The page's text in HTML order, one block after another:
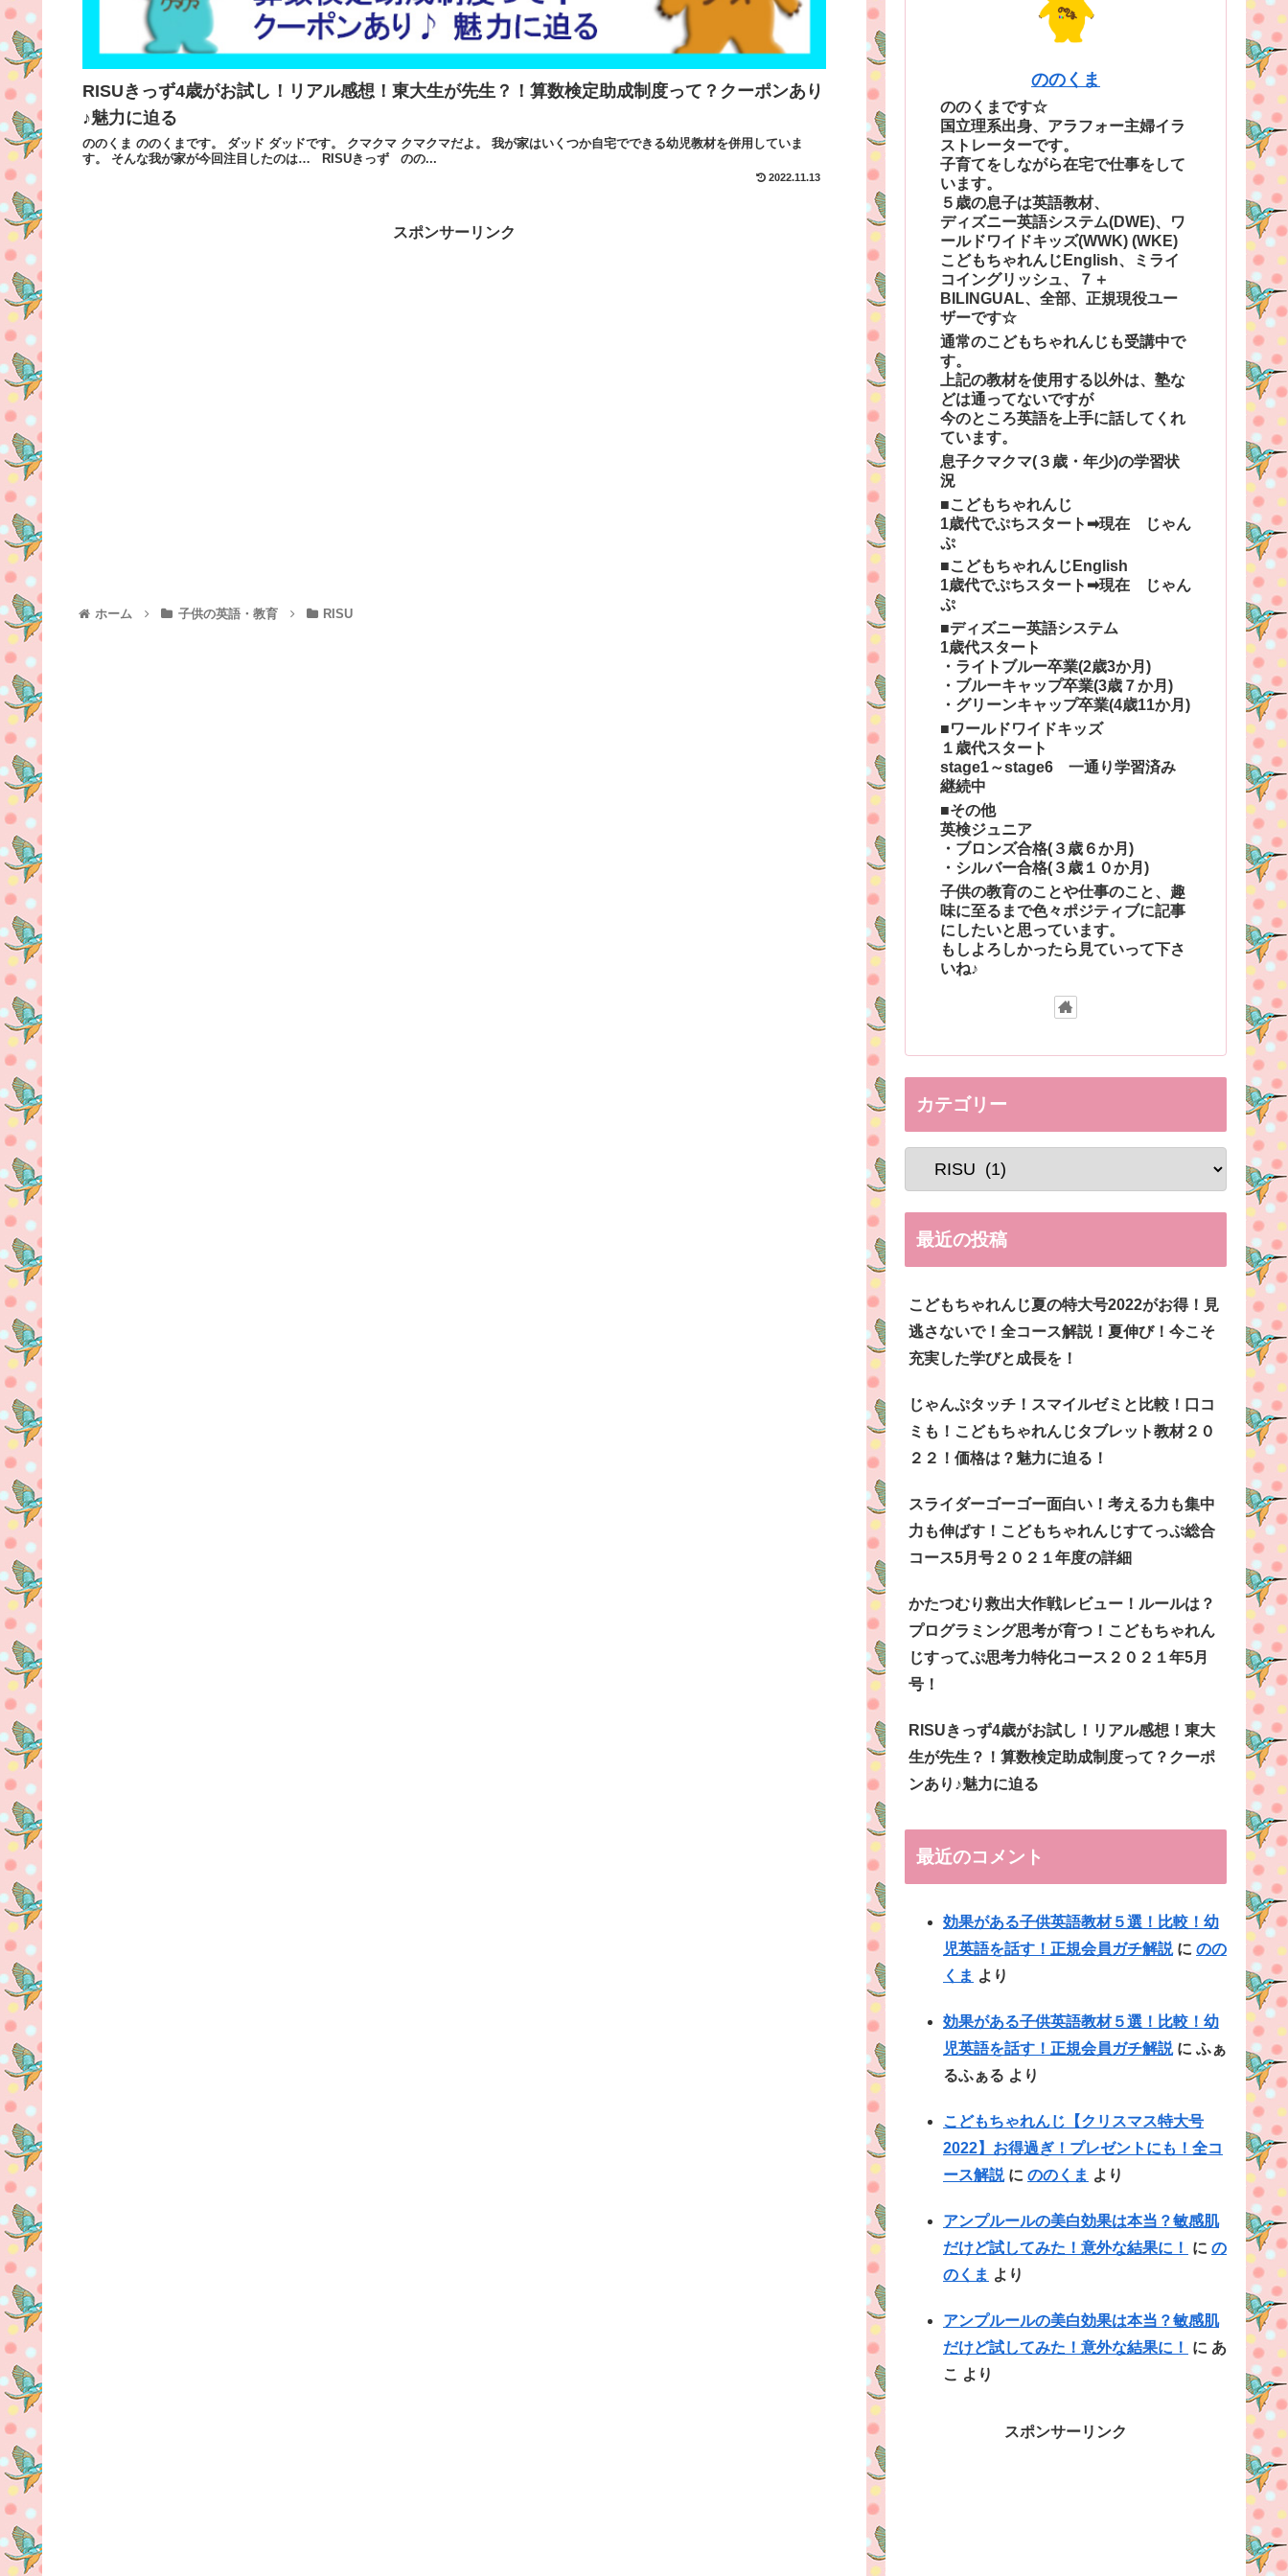
RISUきっず4歳がお試し！リアル感想！東大生が先生？！算数検定助成制度って？クーポンあり
♪魅力に迫る
ののくま ののくまです。 ダッド ダッドです。 クマクマ クマクマだよ。 我が家はいくつか自宅でできる幼児教材を併用していま
す。 そんな我が家が今回注目したのは… RISUきっず のの...
2022.11.13
スポンサーリンク
ホーム 子供の英語・教育 RISU
ののくま
ののくまです☆
国立理系出身、アラフォー主婦イラ
ストレーターです。
子育てをしながら在宅で仕事をして
います。
５歳の息子は英語教材、
ディズニー英語システム(DWE)、ワ
ールドワイドキッズ(WWK) (WKE)
こどもちゃれんじEnglish、ミライ
コイングリッシュ、７＋
BILINGUAL、全部、正規現役ユー
ザーです☆
通常のこどもちゃれんじも受講中で
す。
上記の教材を使用する以外は、塾な
どは通ってないですが
今のところ英語を上手に話してくれ
ています。
息子クマクマ(３歳・年少)の学習状
況
■こどもちゃれんじ
1歳代でぷちスタート➡現在 じゃん
ぷ
■こどもちゃれんじEnglish
1歳代でぷちスタート➡現在 じゃん
ぷ
■ディズニー英語システム
1歳代スタート
・ライトブルー卒業(2歳3か月)
・ブルーキャップ卒業(3歳７か月)
・グリーンキャップ卒業(4歳11か月)
■ワールドワイドキッズ
１歳代スタート
stage1～stage6 一通り学習済み
継続中
■その他
英検ジュニア
・ブロンズ合格(３歳６か月)
・シルバー合格(３歳１０か月)
子供の教育のことや仕事のこと、趣
味に至るまで色々ポジティブに記事
にしたいと思っています。
もしよろしかったら見ていって下さ
いね♪
カテゴリー
最近の投稿
こどもちゃれんじ夏の特大号2022がお得！見
逃さないで！全コース解説！夏伸び！今こそ
充実した学びと成長を！
じゃんぷタッチ！スマイルゼミと比較！口コ
ミも！こどもちゃれんじタブレット教材２０
２２！価格は？魅力に迫る！
スライダーゴーゴー面白い！考える力も集中
力も伸ばす！こどもちゃれんじすてっぷ総合
コース5月号２０２１年度の詳細
かたつむり救出大作戦レビュー！ルールは？
プログラミング思考が育つ！こどもちゃれん
じすってぷ思考力特化コース２０２１年5月
号！
RISUきっず4歳がお試し！リアル感想！東大
生が先生？！算数検定助成制度って？クーポ
ンあり♪魅力に迫る
最近のコメント
効果がある子供英語教材５選！比較！幼
児英語を話す！正規会員ガチ解説に のの
くま より
効果がある子供英語教材５選！比較！幼
児英語を話す！正規会員ガチ解説に ふぁ
るふぁる より
こどもちゃれんじ【クリスマス特大号
2022】お得過ぎ！プレゼントにも！全コ
ース解説に ののくま より
アンプルールの美白効果は本当？敏感肌
だけど試してみた！意外な結果に！
に の
のくま より
アンプルールの美白効果は本当？敏感肌
だけど試してみた！意外な結果に！
に あ
こ より
スポンサーリンク